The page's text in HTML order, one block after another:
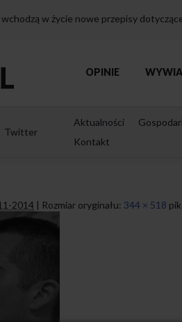
w życie nowe przepisy
strony
OPINIE
Twitter
Aktualności
Kontakt
2014 | Rozmiar oryginału: 344 × 518